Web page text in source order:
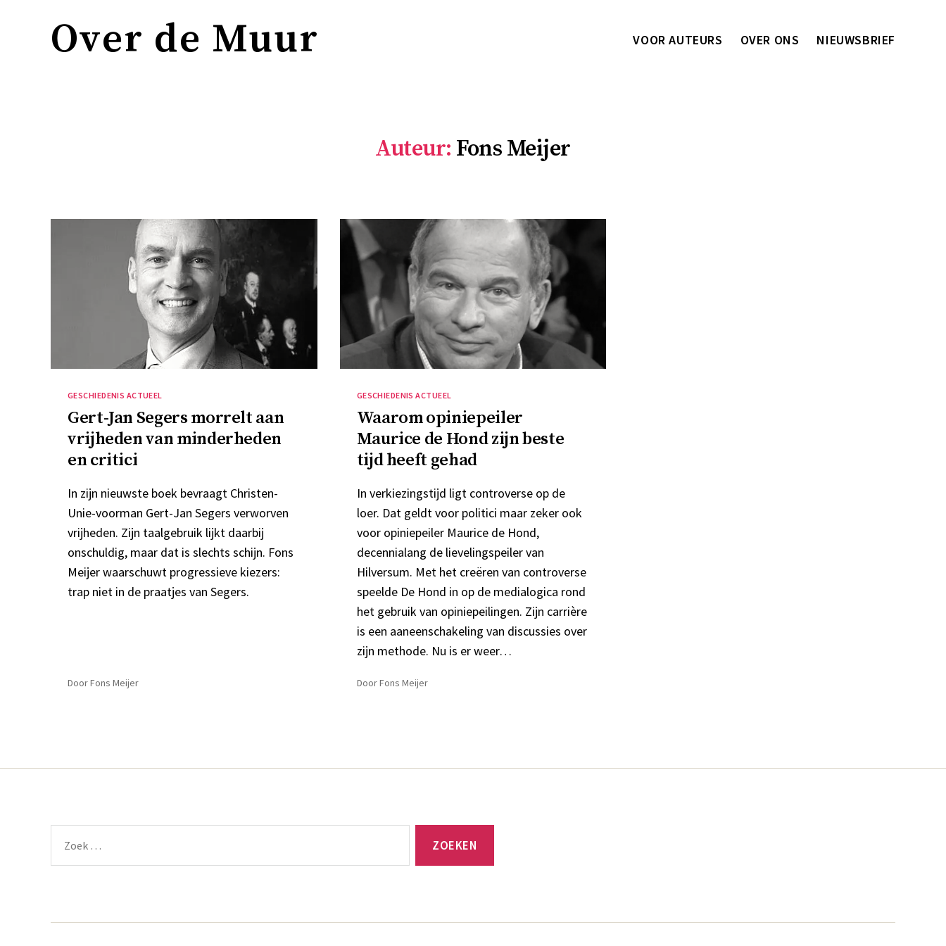
Over de Muur VOOR AUTEURS OVER ONS NIEUWSBRIEF
Auteur: Fons Meijer
Categorieën
GESCHIEDENIS ACTUEEL
Gert-Jan Segers morrelt aan
vrijheden van minderheden
en critici
In zijn nieuwste boek bevraagt Christen-
Unie-voorman Gert-Jan Segers verworven
vrijheden. Zijn taalgebruik lijkt daarbij
onschuldig, maar dat is slechts schijn. Fons
Meijer waarschuwt progressieve kiezers:
trap niet in de praatjes van Segers.
DoorFons Meijer
Categorieën
GESCHIEDENIS ACTUEEL
Waarom opiniepeiler
Maurice de Hond zijn beste
tijd heeft gehad
In verkiezingstijd ligt controverse op de
loer. Dat geldt voor politici maar zeker ook
voor opiniepeiler Maurice de Hond,
decennialang de lievelingspeiler van
Hilversum. Met het creëren van controverse
speelde De Hond in op de medialogica rond
het gebruik van opiniepeilingen. Zijn carrière
is een aaneenschakeling van discussies over
zijn methode. Nu is er weer…
DoorFons Meijer
naar: